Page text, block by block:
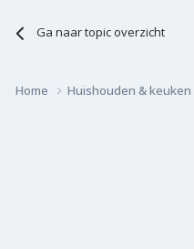
Ga naar topic overzicht
Home Huishouden & keuken